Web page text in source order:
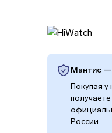
Мантис —
Покупая у
России.